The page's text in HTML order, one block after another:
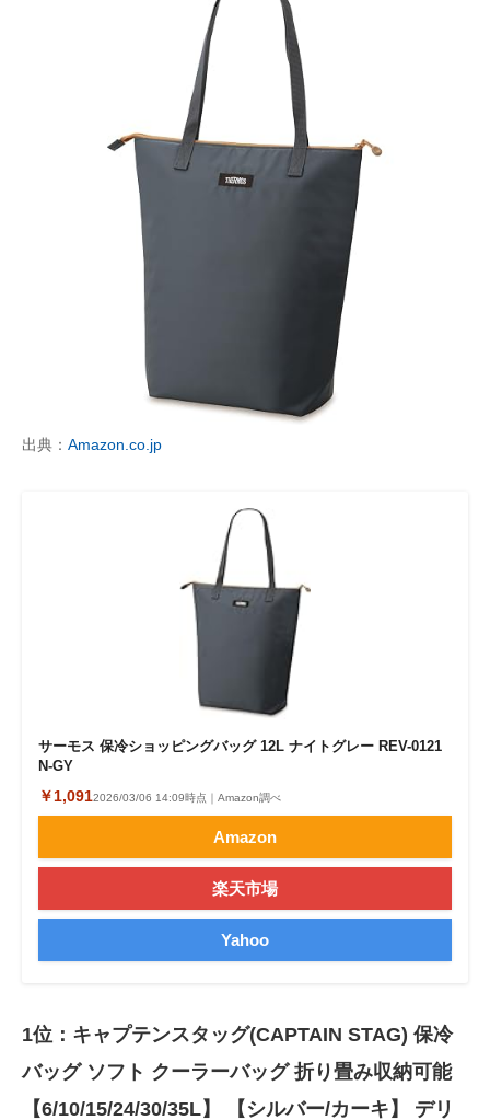
出典： Amazon.co.jp
サーモス 保冷ショッピングバッグ 12L ナイトグレー REV-0121
N-GY
￥1,0912026/03/06 14:09時点｜Amazon調べ
Amazon
楽天市場
Yahoo
1位：キャプテンスタッグ(CAPTAIN STAG) 保冷
バッグ ソフト クーラーバッグ 折り畳み収納可能
【6/10/15/24/30/35L】 【シルバー/カーキ】 デリ